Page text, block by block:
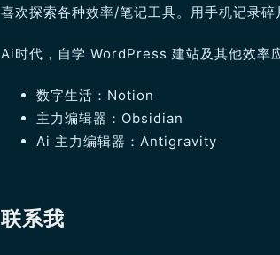
喜欢探索各种效率/笔记工具。用手机记录
Ai时代，自学 WordPress 建站及其他效率
数字生活：Notion
主力编辑器：Obsidian
Ai 主力编辑器：Antigravity
联系我